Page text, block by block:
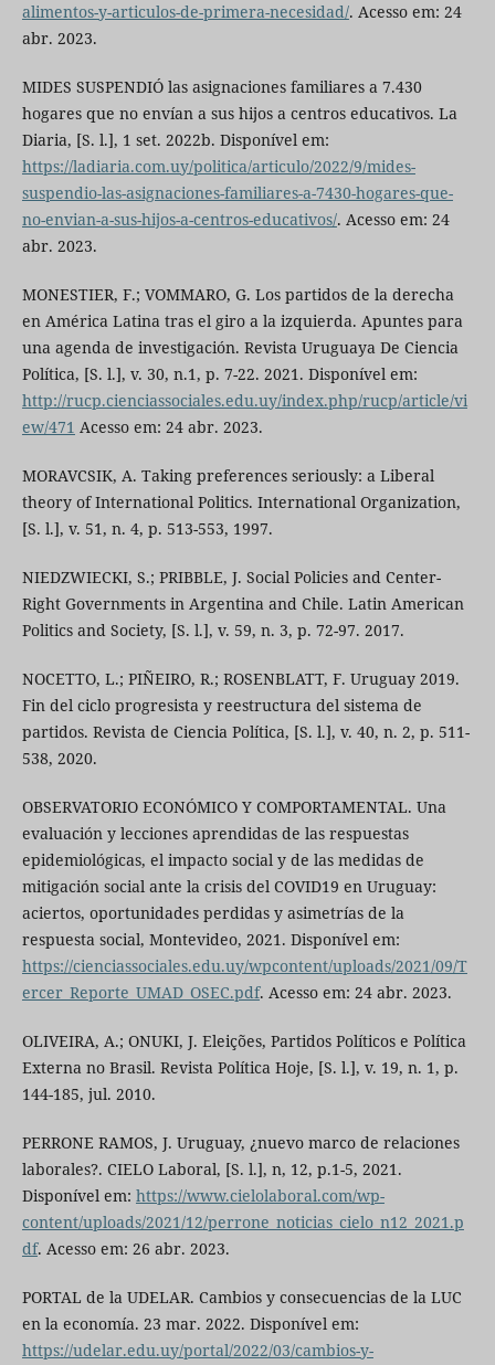
alimentos-y-articulos-de-primera-necesidad/. Acesso em: 24
abr. 2023.
MIDES SUSPENDIÓ las asignaciones familiares a 7.430
hogares que no envían a sus hijos a centros educativos. La
Diaria, [S. l.], 1 set. 2022b. Disponível em:
https://ladiaria.com.uy/politica/articulo/2022/9/mides-
suspendio-las-asignaciones-familiares-a-7430-hogares-que-
no-envian-a-sus-hijos-a-centros-educativos/. Acesso em: 24
abr. 2023.
MONESTIER, F.; VOMMARO, G. Los partidos de la derecha
en América Latina tras el giro a la izquierda. Apuntes para
una agenda de investigación. Revista Uruguaya De Ciencia
Política, [S. l.], v. 30, n.1, p. 7-22. 2021. Disponível em:
http://rucp.cienciassociales.edu.uy/index.php/rucp/article/vi
ew/471 Acesso em: 24 abr. 2023.
MORAVCSIK, A. Taking preferences seriously: a Liberal
theory of International Politics. International Organization,
[S. l.], v. 51, n. 4, p. 513-553, 1997.
NIEDZWIECKI, S.; PRIBBLE, J. Social Policies and Center-
Right Governments in Argentina and Chile. Latin American
Politics and Society, [S. l.], v. 59, n. 3, p. 72-97. 2017.
NOCETTO, L.; PIÑEIRO, R.; ROSENBLATT, F. Uruguay 2019.
Fin del ciclo progresista y reestructura del sistema de
partidos. Revista de Ciencia Política, [S. l.], v. 40, n. 2, p. 511-
538, 2020.
OBSERVATORIO ECONÓMICO Y COMPORTAMENTAL. Una
evaluación y lecciones aprendidas de las respuestas
epidemiológicas, el impacto social y de las medidas de
mitigación social ante la crisis del COVID19 en Uruguay:
aciertos, oportunidades perdidas y asimetrías de la
respuesta social, Montevideo, 2021. Disponível em:
https://cienciassociales.edu.uy/wpcontent/uploads/2021/09/T
ercer_Reporte_UMAD_OSEC.pdf. Acesso em: 24 abr. 2023.
OLIVEIRA, A.; ONUKI, J. Eleições, Partidos Políticos e Política
Externa no Brasil. Revista Política Hoje, [S. l.], v. 19, n. 1, p.
144-185, jul. 2010.
PERRONE RAMOS, J. Uruguay, ¿nuevo marco de relaciones
laborales?. CIELO Laboral, [S. l.], n, 12, p.1-5, 2021.
Disponível em: https://www.cielolaboral.com/wp-
content/uploads/2021/12/perrone_noticias_cielo_n12_2021.p
df. Acesso em: 26 abr. 2023.
PORTAL de la UDELAR. Cambios y consecuencias de la LUC
en la economía. 23 mar. 2022. Disponível em:
https://udelar.edu.uy/portal/2022/03/cambios-y-